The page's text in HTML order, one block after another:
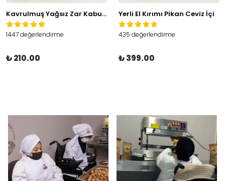
Kavrulmuş Yağsız Zar Kabuklu Kaju
1447 değerlendirme
₺ 210.00
Yerli El Kırımı Pikan Ceviz İçi
435 değerlendirme
₺ 399.00